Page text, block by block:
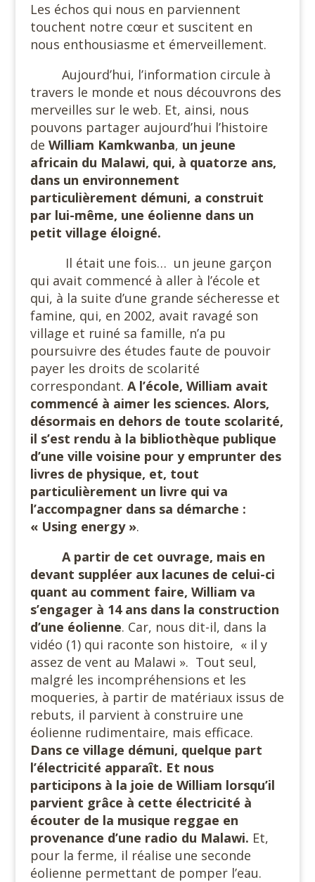
Les échos qui nous en parviennent
touchent notre cœur et suscitent en
nous enthousiasme et émerveillement.
Aujourd’hui, l’information circule à
travers le monde et nous découvrons des
merveilles sur le web. Et, ainsi, nous
pouvons partager aujourd’hui l’histoire
de William Kamkwanba, un jeune
africain du Malawi, qui, à quatorze ans,
dans un environnement
particulièrement démuni, a construit
par lui-même, une éolienne dans un
petit village éloigné.
Il était une fois… un jeune garçon
qui avait commencé à aller à l’école et
qui, à la suite d’une grande sécheresse et
famine, qui, en 2002, avait ravagé son
village et ruiné sa famille, n’a pu
poursuivre des études faute de pouvoir
payer les droits de scolarité
correspondant. A l’école, William avait
commencé à aimer les sciences. Alors,
désormais en dehors de toute scolarité,
il s’est rendu à la bibliothèque publique
d’une ville voisine pour y emprunter des
livres de physique, et, tout
particulièrement un livre qui va
l’accompagner dans sa démarche :
« Using energy ».
A partir de cet ouvrage, mais en
devant suppléer aux lacunes de celui-ci
quant au comment faire, William va
s’engager à 14 ans dans la construction
d’une éolienne. Car, nous dit-il, dans la
vidéo (1) qui raconte son histoire, « il y
assez de vent au Malawi ». Tout seul,
malgré les incompréhensions et les
moqueries, à partir de matériaux issus de
rebuts, il parvient à construire une
éolienne rudimentaire, mais efficace.
Dans ce village démuni, quelque part
l’électricité apparaît. Et nous
participons à la joie de William lorsqu’il
parvient grâce à cette électricité à
écouter de la musique reggae en
provenance d’une radio du Malawi. Et,
pour la ferme, il réalise une seconde
éolienne permettant de pomper l’eau.